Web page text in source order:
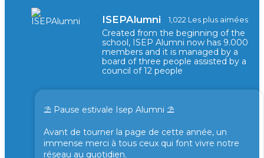
ISEPAlumni 1,022 Les plus aimées
Created from the beginning of the
school, ISEP Alumni now has 9.000
members and it is managed by a
board of three people assisted by a
council of 12 people
⛱️ Pause estivale Isep Alumni ⛱️
Avant de tourner la page de cette année, un
immense merci à tous ceux qui font vivre notre
réseau au quotidien.